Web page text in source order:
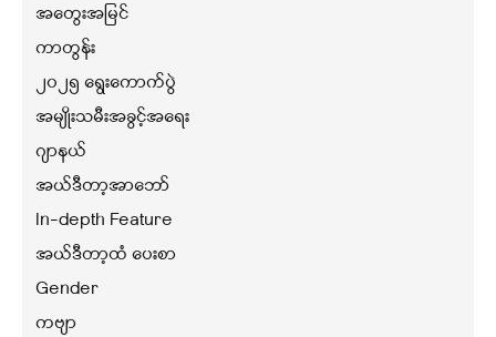
အတွေးအမြင်
ကာတွန်း
၂၀၂၅ ရွေးကောက်ပွဲ
အမျိုးသမီးအခွင့်အရေး
ဂျာနယ်
အယ်ဒီတာ့အာဘော်
In-depth Feature
အယ်ဒီတာ့ထံ ပေးစာ
Gender
ကဗျာ